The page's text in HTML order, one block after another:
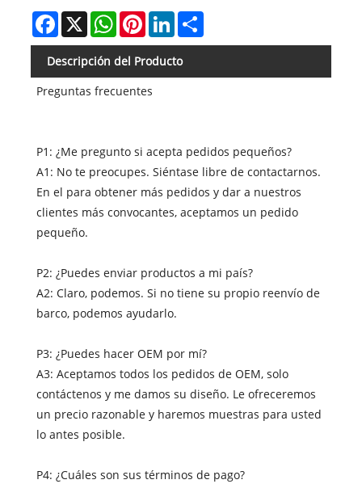
Facebook
X WhatsAppPinterestLinkedInShare
Descripción del Producto
Preguntas frecuentes
P1: ¿Me pregunto si acepta pedidos pequeños?
A1: No te preocupes. Siéntase libre de contactarnos.
En el para obtener más pedidos y dar a nuestros
clientes más convocantes, aceptamos un pedido
pequeño.
P2: ¿Puedes enviar productos a mi país?
A2: Claro, podemos. Si no tiene su propio reenvío de
barco, podemos ayudarlo.
P3: ¿Puedes hacer OEM por mí?
A3: Aceptamos todos los pedidos de OEM, solo
contáctenos y me damos su diseño. Le ofreceremos
un precio razonable y haremos muestras para usted
lo antes posible.
P4: ¿Cuáles son sus términos de pago?